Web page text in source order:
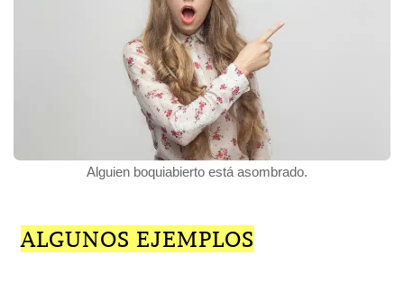
Alguien boquiabierto está asombrado.
ALGUNOS EJEMPLOS